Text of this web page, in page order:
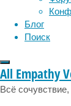
Блог
Поиск
All Empathy
Всё